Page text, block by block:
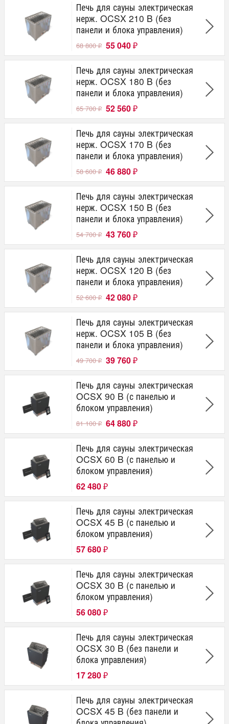
Печь для сауны электрическая
нерж. OCSX 210 B (без
панели и блока управления)
68 800₽ 55 040 ₽
Печь для сауны электрическая
нерж. OCSX 180 B (без
панели и блока управления)
65 700₽ 52 560 ₽
Печь для сауны электрическая
нерж. OCSX 170 B (без
панели и блока управления)
58 600₽ 46 880 ₽
Печь для сауны электрическая
нерж. OCSX 150 B (без
панели и блока управления)
54 700₽ 43 760 ₽
Печь для сауны электрическая
нерж. OCSX 120 B (без
панели и блока управления)
52 600₽ 42 080 ₽
Печь для сауны электрическая
нерж. OCSX 105 B (без
панели и блока управления)
49 700₽ 39 760 ₽
Печь для сауны электрическая
OCSX 90 B (с панелью и
блоком управления)
81 100₽ 64 880 ₽
Печь для сауны электрическая
OCSX 60 B (с панелью и
блоком управления)
62 480 ₽
Печь для сауны электрическая
OCSX 45 B (с панелью и
блоком управления)
57 680 ₽
Печь для сауны электрическая
OCSX 30 B (с панелью и
блоком управления)
56 080 ₽
Печь для сауны электрическая
OCSX 30 B (без панели и
блока управления)
17 280 ₽
Печь для сауны электрическая
OCSX 45 B (без панели и